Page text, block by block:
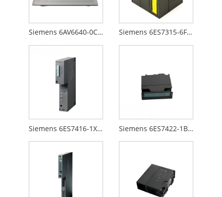
Siemens 6AV6640-0CA01-0AX0 Siemens 6ES7315-6FF00-0AB0
Siemens 6ES7416-1XJ01-0AB0 Siemens 6ES7422-1BL00-0AA0